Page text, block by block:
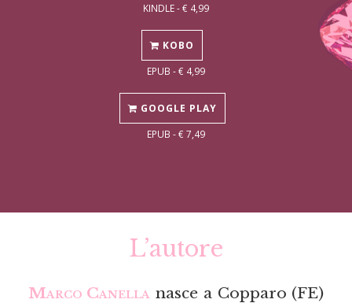
KINDLE - € 4,99
KOBO
EPUB - € 4,99
GOOGLE PLAY
EPUB - € 7,49
L’autore
Marco Canella nasce a Copparo (FE)